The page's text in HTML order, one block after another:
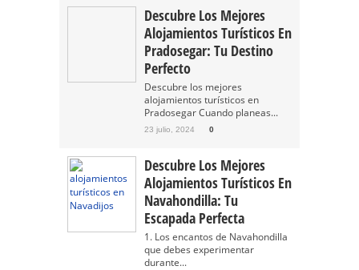
Descubre Los Mejores
Alojamientos Turísticos En
Pradosegar: Tu Destino
Perfecto
Descubre los mejores
alojamientos turísticos en
Pradosegar Cuando planeas...
23 julio, 2024 0
Descubre Los Mejores
Alojamientos Turísticos En
Navahondilla: Tu
Escapada Perfecta
1. Los encantos de Navahondilla
que debes experimentar
durante...